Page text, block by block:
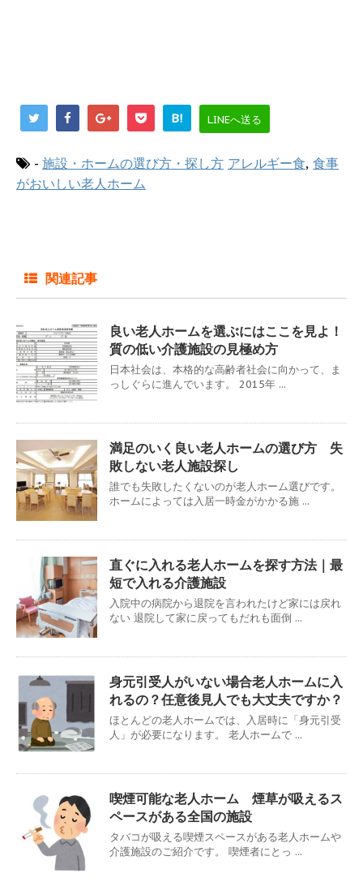
B! LINEへ送る
- 施設・ホームの選び方・探し方 アレルギー食, 食事
がおいしい老人ホーム
関連記事
良い老人ホームを選ぶにはここを見よ！
質の低い介護施設の見極め方
日本社会は、本格的な高齢者社会に向かって、ま
っしぐらに進んでいます。 2015年 ...
満足のいく良い老人ホームの選び方 失
敗しない老人施設探し
誰でも失敗したくないのが老人ホーム選びです。
ホームによっては入居一時金がかかる施 ...
直ぐに入れる老人ホームを探す方法｜最
短で入れる介護施設
入院中の病院から退院を言われたけど家には戻れ
ない 退院して家に戻ってもだれも面倒 ...
身元引受人がいない場合老人ホームに入
れるの？任意後見人でも大丈夫ですか？
ほとんどの老人ホームでは、入居時に「身元引受
人」が必要になります。 老人ホームで ...
喫煙可能な老人ホーム 煙草が吸えるス
ペースがある全国の施設
タバコが吸える喫煙スペースがある老人ホームや
介護施設のご紹介です。 喫煙者にとっ ...